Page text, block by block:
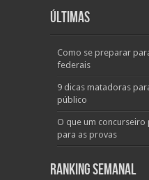
Últimas
Como se preparar
federais
9 dicas matadoras
público
O que um
para as provas
Ranking Semanal